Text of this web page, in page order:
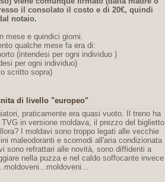
il consolato il costo e di 20€, quindi
notaio.
mese e quindici giorni.
qualche mese fa era di:
(intendesi per ogni individuo )
per ogni individuo)
scritto sopra)
di livello "europeo"
praticamente era quasi vuoto. Il treno ha
in versione moldava, il prezzo del biglietto
I moldavi sono troppo legati alle vecchie
maleodoranti e scomodi all'aria condizionata
sono refrattari alle novità, sono diffidenti a
nella puzza e nel caldo soffocante invece